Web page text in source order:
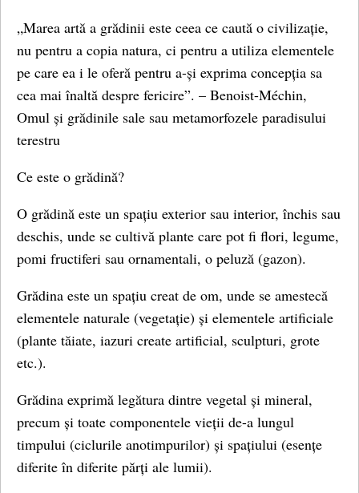
„Marea artă a grădinii este ceea ce caută o civilizație,
nu pentru a copia natura, ci pentru a utiliza elementele
pe care ea i le oferă pentru a-și exprima concepția sa
cea mai înaltă despre fericire”. – Benoist-Méchin,
Omul și grădinile sale sau metamorfozele paradisului
terestru
Ce este o grădină?
O grădină este un spațiu exterior sau interior, închis sau
deschis, unde se cultivă plante care pot fi flori, legume,
pomi fructiferi sau ornamentali, o peluză (gazon).
Grădina este un spațiu creat de om, unde se amestecă
elementele naturale (vegetație) și elementele artificiale
(plante tăiate, iazuri create artificial, sculpturi, grote
etc.).
Grădina exprimă legătura dintre vegetal și mineral,
precum și toate componentele vieții de-a lungul
timpului (ciclurile anotimpurilor) și spațiului (esențe
diferite în diferite părți ale lumii).